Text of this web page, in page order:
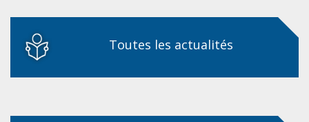
Toutes les actualités